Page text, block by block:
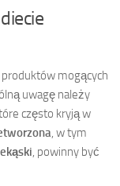
mogących
uwagę należy
często kryją w
, w tym
, powinny być